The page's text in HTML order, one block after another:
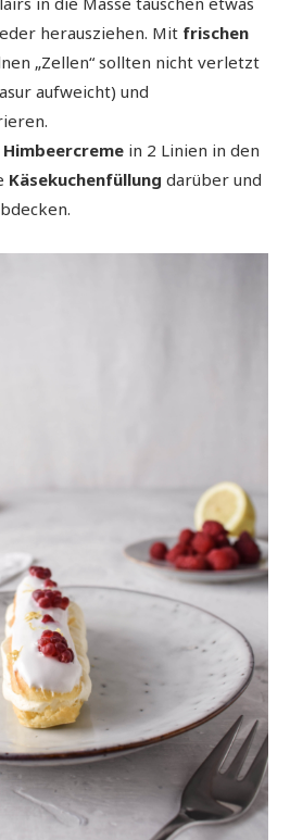
herausziehen. Mit frischen
„Zellen“ sollten nicht verletzt
aufweicht) und
Himbeercreme in 2 Linien in den
Käsekuchenfüllung darüber und